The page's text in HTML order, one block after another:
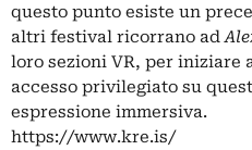
questo punto esiste un
altri festival ricorrano ad
loro sezioni VR, per iniziare
accesso privilegiato su
espressione immersiva.
https://www.kre.is/